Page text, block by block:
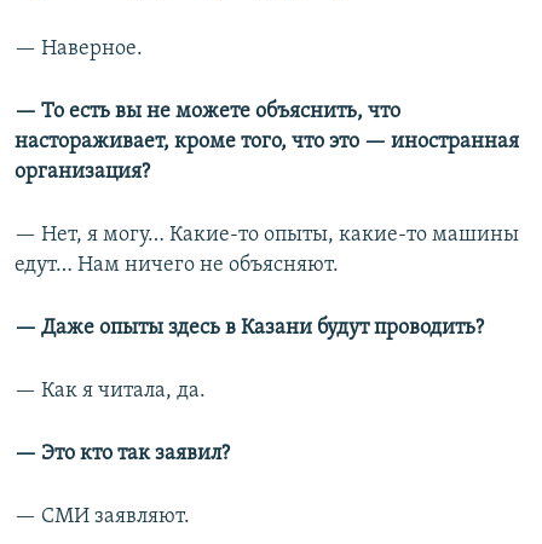
— Наверное.
— То есть вы не можете объяснить, что
настораживает, кроме того, что это — иностранная
организация?
— Нет, я могу… Какие-то опыты, какие-то машины
едут… Нам ничего не объясняют.
— Даже опыты здесь в Казани будут проводить?
— Как я читала, да.
— Это кто так заявил?
— СМИ заявляют.